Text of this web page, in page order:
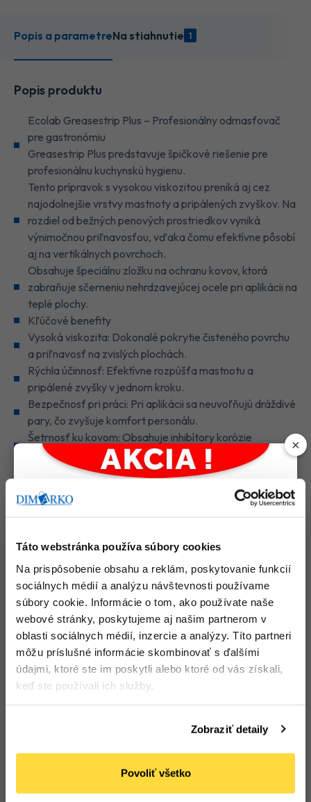
Táto webstránka používa súbory cookies
Na prispôsobenie obsahu a reklám, poskytovanie funkcií
sociálnych médií a analýzu návštevnosti používame
súbory cookie. Informácie o tom, ako používate naše
webové stránky, poskytujeme aj našim partnerom v
oblasti sociálnych médií, inzercie a analýzy. Títo partneri
môžu príslušné informácie skombinovať s ďalšími
údajmi, ktoré ste im poskytli alebo ktoré od vás získali,
keď ste používali ich služby.
Zobraziť detaily
Povoliť všetko
Popis a parametreNa stiahnutie 1
Popis produktu
Ecolab Greasestrip Plus – Profesionálny odmasťovač
pre gastronómiu
Greasestrip Plus predstavuje špičkové riešenie pre
profesionálnu kuchynskú hygienu.
Tento prípravok s vysokou viskozitou preniká aj cez
najodolnejšie vrstvy mastnoty a pripálených zvyškov. Na
rozdiel od bežných penových prostriedkov vyniká
výnimočnou priľnavosťou, vďaka čomu efektívne pôsobí
aj na vertikálnych povrchoch.
Obsahuje špeciálnu zložku na ochranu kovov, ktorá
zabraňuje sčerneniu nehrdzavejúcej ocele pri aplikácii na
teplé plochy.
Kľúčové benefity
Vysoká viskozita: Dokonalé pokrytie čisteného povrchu
a priľnavosť na zvislých plochách.
Rýchla účinnosť: Efektívne rozpúšťa mastnotu a
pripálené zvyšky v jednom kroku.
Bezpečnosť pri práci: Pri aplikácii sa neuvoľňujú dráždivé
pary, čo zvyšuje komfort personálu.
Šetrnosť ku kovom: Obsahuje inhibítory korózie
zabraňujúce sčerneniu nerezových povrchov.
Jednoduché čistenie: Prípravok je po pôsobení ľahko
opláchnuteľný bezo zvyšku.
ECOLAB : 9031970
Podobné produkty
×